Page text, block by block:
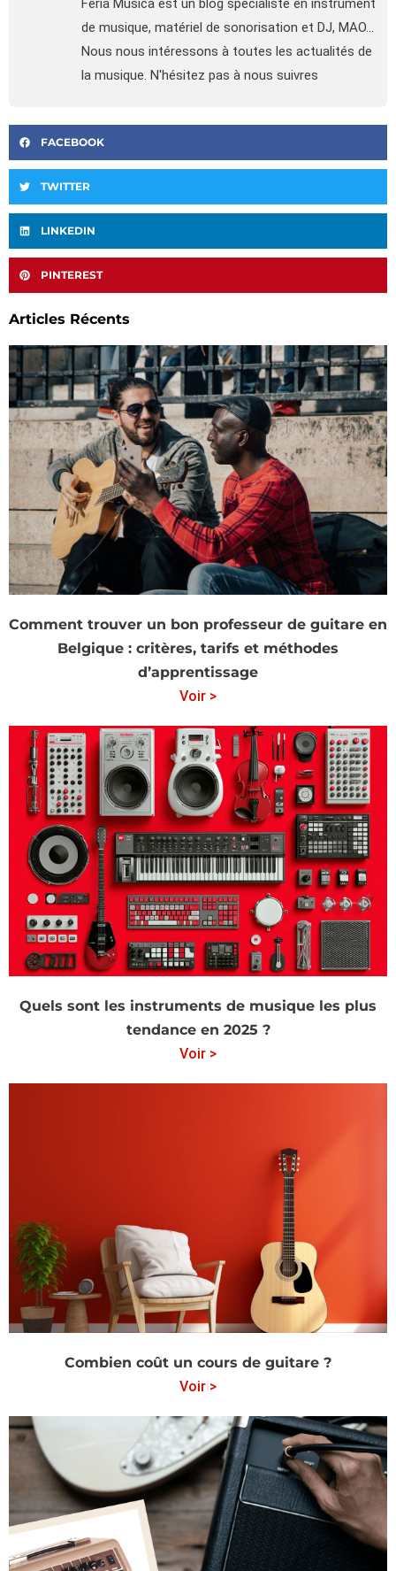
Feria Musica est un blog spécialiste en instrument
de musique, matériel de sonorisation et DJ, MAO...
Nous nous intéressons à toutes les actualités de
la musique. N'hésitez pas à nous suivres
FACEBOOK
TWITTER
LINKEDIN
PINTEREST
Articles Récents
Comment trouver un bon professeur de guitare en
Belgique : critères, tarifs et méthodes
d’apprentissage
Voir >
Quels sont les instruments de musique les plus
tendance en 2025 ?
Voir >
Combien coût un cours de guitare ?
Voir >